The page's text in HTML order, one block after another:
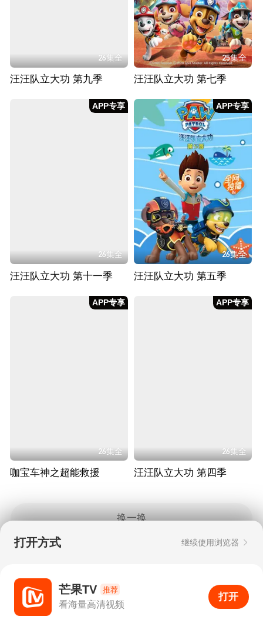
26集全
汪汪队立大功 第九季
25集全
汪汪队立大功 第七季
APP专享
26集全
汪汪队立大功 第十一季
APP专享
26集全
汪汪队立大功 第五季
APP专享
26集全
咖宝车神之超能救援
APP专享
26集全
汪汪队立大功 第四季
换一换
5
打开APP
打开方式 继续使用浏览器
芒果TV 推荐
看海量高清视频
打开